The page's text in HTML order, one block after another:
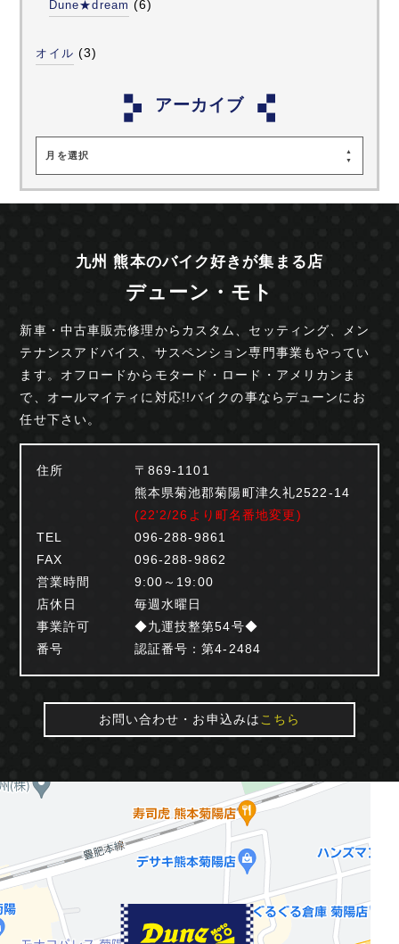
Dune★dream (6)
オイル (3)
アーカイブ
月を選択
九州 熊本のバイク好きが集まる店
デューン・モト
新車・中古車販売修理からカスタム、セッティング、
メン
テナンスアドバイス、サスペンション専門事業もやってい
ます。オフロードからモタード・ロード・ アメリカンま
で、オールマイティに対応!!バイクの事ならデューンにお
任せ下さい。
住所
〒869-1101
熊本県菊池郡菊陽町津久礼2522-14
(22'2/26より町名番地変更)
TEL
096-288-9861
FAX
096-288-9862
営業時間
9:00～19:00
店休日
毎週水曜日
事業許可
番号
◆九運技整第54号◆
認証番号：第4-2484
お問い合わせ・お申込みはこちら